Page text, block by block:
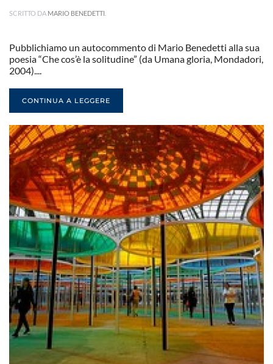
SCRITTO DA MARIO BENEDETTI
Pubblichiamo un autocommento di Mario Benedetti alla sua
poesia “Che cos’è la solitudine” (da Umana gloria, Mondadori,
2004)....
CONTINUA A LEGGERE